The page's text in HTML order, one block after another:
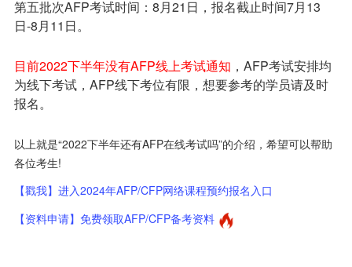
第五批次AFP考试时间：8月21日，报名截止时间7月13
日-8月11日。
目前2022下半年没有AFP线上考试通知 ，AFP考试安排均
为线下考试，AFP线下考位有限，想要参考的学员请及时
报名。
以上就是“2022下半年还有AFP在线考试吗”的介绍，希望可以帮助
各位考生!
【戳我】进入2024年AFP/CFP网络课程预约报名入口
【资料申请】免费领取AFP/CFP备考资料